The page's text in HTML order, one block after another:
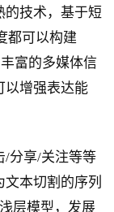
的技术，基于短
都可以构建
富的多媒体信
以增强表达能
/分享/关注等等
本切割的序列
层模型，发展